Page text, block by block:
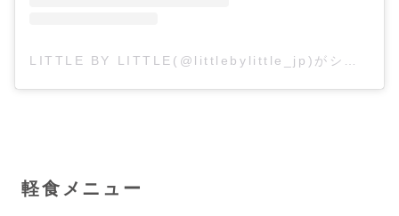
LITTLE BY LITTLE(@littlebylittle_jp)がシェアした投稿
軽食メニュー